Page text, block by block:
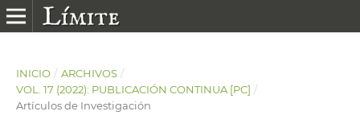
INICIO / ARCHIVOS /
VOL. 17 (2022): PUBLICACIÓN CONTINUA [PC] /
Artículos de Investigación